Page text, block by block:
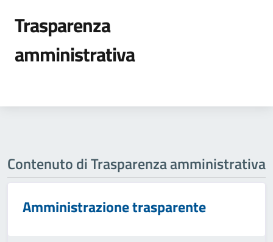
Trasparenza
amministrativa
Contenuto di Trasparenza amministrativa
Amministrazione trasparente